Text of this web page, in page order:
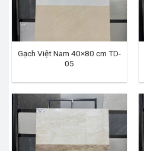
Gạch Việt Nam 40×80 cm TD-
05